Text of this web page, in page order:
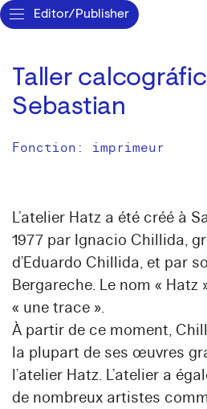
Editor/Publisher
Taller
Sebastian
Fonction: imprimeur
L’atelier Hatz a été créé à
1977 par Ignacio Chillida,
d’Eduardo Chillida, et par
Bergareche. Le nom « Hatz
« une trace ».
À partir de ce moment,
la plupart de ses œuvres
l’atelier Hatz. L’atelier a
de nombreux artistes